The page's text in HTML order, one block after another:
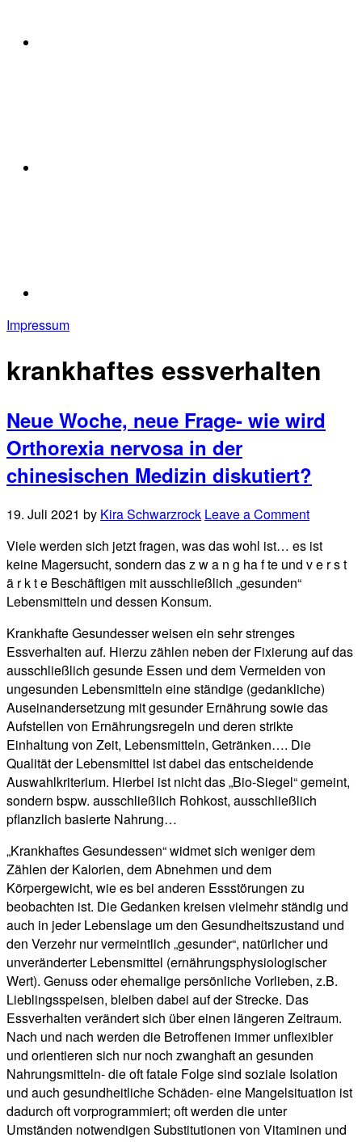
Impressum
krankhaftes essverhalten
Neue Woche, neue Frage- wie wird
Orthorexia nervosa in der
chinesischen Medizin diskutiert?
19. Juli 2021 by Kira Schwarzrock Leave a Comment
Viele werden sich jetzt fragen, was das wohl ist… es ist
keine Magersucht, sondern das z w a n g ha f te und v e r s t
ä r k t e Beschäftigen mit ausschließlich „gesunden“
Lebensmitteln und dessen Konsum.
Krankhafte Gesundesser weisen ein sehr strenges
Essverhalten auf. Hierzu zählen neben der Fixierung auf das
ausschließlich gesunde Essen und dem Vermeiden von
ungesunden Lebensmitteln eine ständige (gedankliche)
Auseinandersetzung mit gesunder Ernährung sowie das
Aufstellen von Ernährungsregeln und deren strikte
Einhaltung von Zeit, Lebensmitteln, Getränken…. Die
Qualität der Lebensmittel ist dabei das entscheidende
Auswahlkriterium. Hierbei ist nicht das „Bio-Siegel“ gemeint,
sondern bspw. ausschließlich Rohkost, ausschließlich
pflanzlich basierte Nahrung…
„Krankhaftes Gesundessen“ widmet sich weniger dem
Zählen der Kalorien, dem Abnehmen und dem
Körpergewicht, wie es bei anderen Essstörungen zu
beobachten ist. Die Gedanken kreisen vielmehr ständig und
auch in jeder Lebenslage um den Gesundheitszustand und
den Verzehr nur vermeintlich „gesunder“, natürlicher und
unveränderter Lebensmittel (ernährungsphysiologischer
Wert). Genuss oder ehemalige persönliche Vorlieben, z.B.
Lieblingsspeisen, bleiben dabei auf der Strecke. Das
Essverhalten verändert sich über einen längeren Zeitraum.
Nach und nach werden die Betroffenen immer unflexibler
und orientieren sich nur noch zwanghaft an gesunden
Nahrungsmitteln- die oft fatale Folge sind soziale Isolation
und auch gesundheitliche Schäden- eine Mangelsituation ist
dadurch oft vorprogrammiert; oft werden die unter
Umständen notwendigen Substitutionen von Vitaminen und